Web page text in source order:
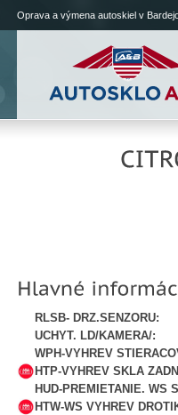
Oprava a výmena autoskiel v
RLSB- DRZ.SENZORU:
UCHYT. LD/KAMERA/:
WPH-VYHREV
HTP-VYHREV SKLA
HUD-PREMIETANIE. WS
HTW-WS VYHREV